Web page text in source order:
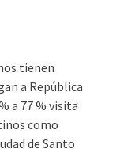
tienen
a República
a 77 % visita
como
de Santo